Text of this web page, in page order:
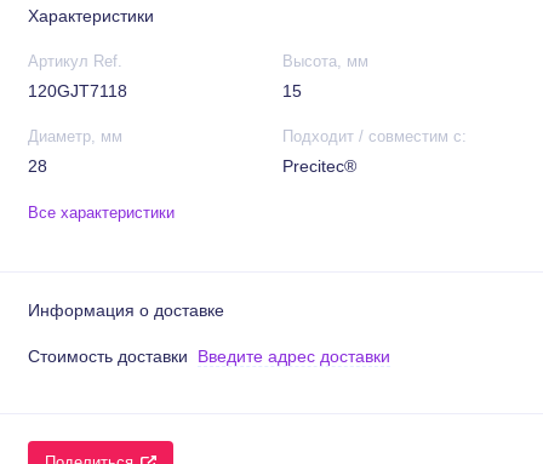
Характеристики
Артикул Ref.
120GJT7118
Высота, мм
15
Диаметр, мм
28
Подходит / совместим с:
Precitec®
Все характеристики
Информация о доставке
Стоимость доставки Введите адрес доставки